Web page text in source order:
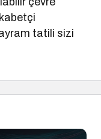
tatili sizi